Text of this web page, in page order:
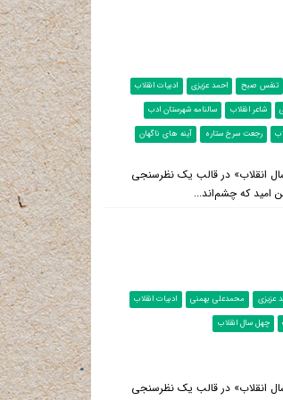
تنفس صبح احمد عزیزی
ادبیات انقلاب
شاعر انقلاب
سالنامه شهرستان ادب
رجعت سرخ ستاره آینه های ناگهان
انقلاب» در قالب یک نظرسنجی
امید که چشم‌اند...
عزیزی محمدعلی بهمنی
ادبیات انقلاب
چهل سال انقلاب
انقلاب» در قالب یک نظرسنجی